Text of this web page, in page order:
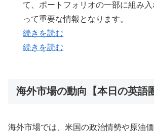
て、ポートフォリオの一部に組み
って重要な情報となります。
続きを読む
続きを読む
海外市場の動向【本日の英語
海外市場では、米国の政治情勢や原油